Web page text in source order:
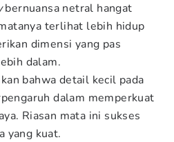
bernuansa netral hangat
terlihat lebih hidup
dimensi yang pas
dalam.
bahwa detail kecil pada
dalam memperkuat
Riasan mata ini sukses
yang kuat.